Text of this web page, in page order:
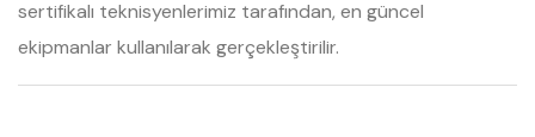
sertifikalı teknisyenlerimiz tarafından, en güncel
ekipmanlar kullanılarak gerçekleştirilir.